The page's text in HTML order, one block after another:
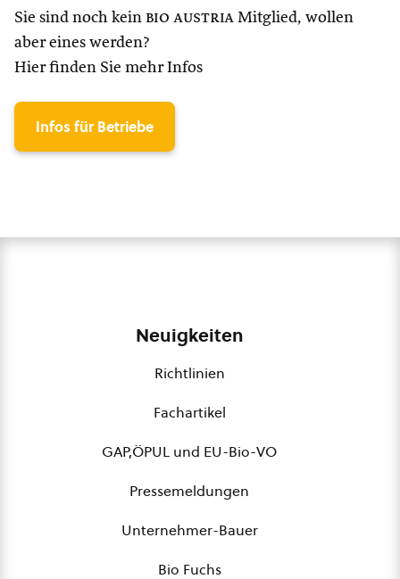
Sie sind noch kein bio austria Mitglied, wollen
aber eines werden?
Hier finden Sie mehr Infos
Infos für Betriebe
Neuigkeiten
Richtlinien
Fachartikel
GAP,ÖPUL und EU-Bio-VO
Pressemeldungen
Unternehmer-Bauer
Bio Fuchs